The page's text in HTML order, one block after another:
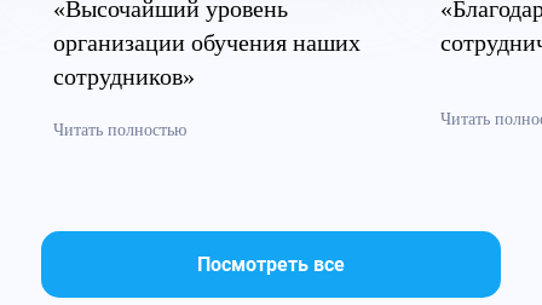
«Высочайший уровень
организации обучения наших
сотрудников»
Читать полностью
Читать
Посмотреть все